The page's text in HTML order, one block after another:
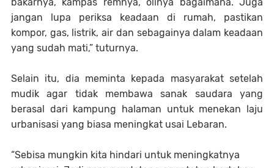
jangan lupa periksa keadaan di rumah, pastikan
kompor, gas, listrik, air dan sebagainya dalam keadaan
yang sudah mati,” tuturnya.
Selain itu, dia meminta kepada masyarakat setelah
mudik agar tidak membawa sanak saudara yang
berasal dari kampung halaman untuk menekan laju
urbanisasi yang biasa meningkat usai Lebaran.
“Sebisa mungkin kita hindari untuk meningkatnya